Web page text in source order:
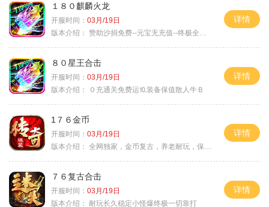
１８０麒麟火龙
开服时间： 03月/19日
版本介绍： 赞助沙捐免费--元宝无充值--终极全靠打
详情
８０星王合击
开服时间： 03月/19日
版本介绍：
０充通关免费运⒑装备保值散人牛Ｂ
详情
1７６金币
开服时间： 03月/19日
版本介绍： 全网独家，金币复古，养老耐玩，保底回収
详情
７６复古合击
开服时间： 03月/19日
版本介绍： 耐玩长久稳定小怪爆终极一切靠打
详情